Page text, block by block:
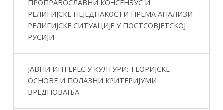
ПРОПРАВОСЛАВНИ КОНСЕНЗУС И
РЕЛИГИЈСКЕ НЕЈЕДНАКОСТИ ПРЕМА АНАЛИЗИ
РЕЛИГИЈСКЕ СИТУАЦИЈЕ У ПОСТСОВЈЕТСКОЈ
РУСИЈИ
ЈАВНИ ИНТЕРЕС У КУЛТУРИ: ТЕОРИЈСКЕ
ОСНОВЕ И ПОЛАЗНИ КРИТЕРИЈУМИ
ВРЕДНОВАЊА